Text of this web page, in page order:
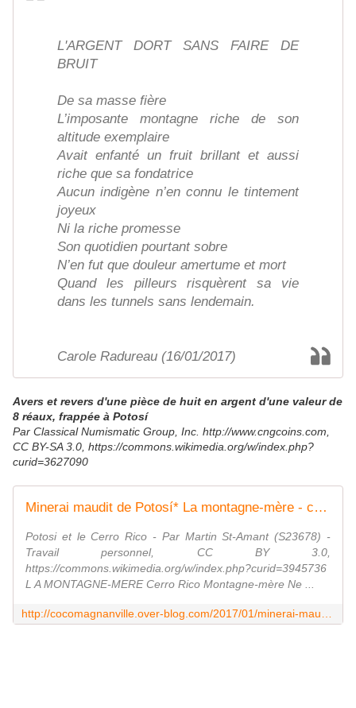
L'ARGENT DORT SANS FAIRE DE
BRUIT
De sa masse fière
L’imposante montagne riche de son
altitude exemplaire
Avait enfanté un fruit brillant et aussi
riche que sa fondatrice
Aucun indigène n’en connu le tintement
joyeux
Ni la riche promesse
Son quotidien pourtant sobre
N’en fut que douleur amertume et mort
Quand les pilleurs risquèrent sa vie
dans les tunnels sans lendemain.
Carole Radureau (16/01/2017)
Avers et revers d'une pièce de huit en argent d'une valeur de
8 réaux, frappée à Potosí
Par Classical Numismatic Group, Inc. http://www.cngcoins.com,
CC BY-SA 3.0, https://commons.wikimedia.org/w/index.php?
curid=3627090
Minerai maudit de Potosí* La montagne-mère - coco Magnanville
Potosi et le Cerro Rico - Par Martin St-Amant (S23678) -
Travail personnel, CC BY 3.0,
https://commons.wikimedia.org/w/index.php?curid=3945736
L A MONTAGNE-MERE Cerro Rico Montagne-mère Ne ...